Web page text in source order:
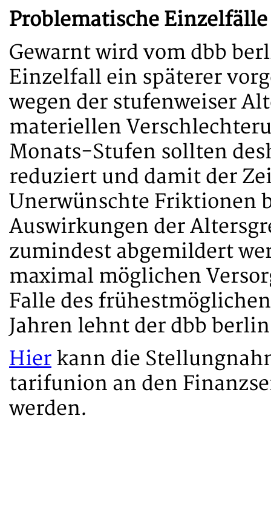
Problematische Einzelfälle
Gewarnt wird vom dbb
Einzelfall ein späterer
wegen der stufenweiser
materiellen
Monats-Stufen sollten
reduziert und damit der
Unerwünschte Friktionen
Auswirkungen der
zumindest abgemildert
maximal möglichen
Falle des
Jahren lehnt der dbb
Hier kann die
tarifunion an den
werden.